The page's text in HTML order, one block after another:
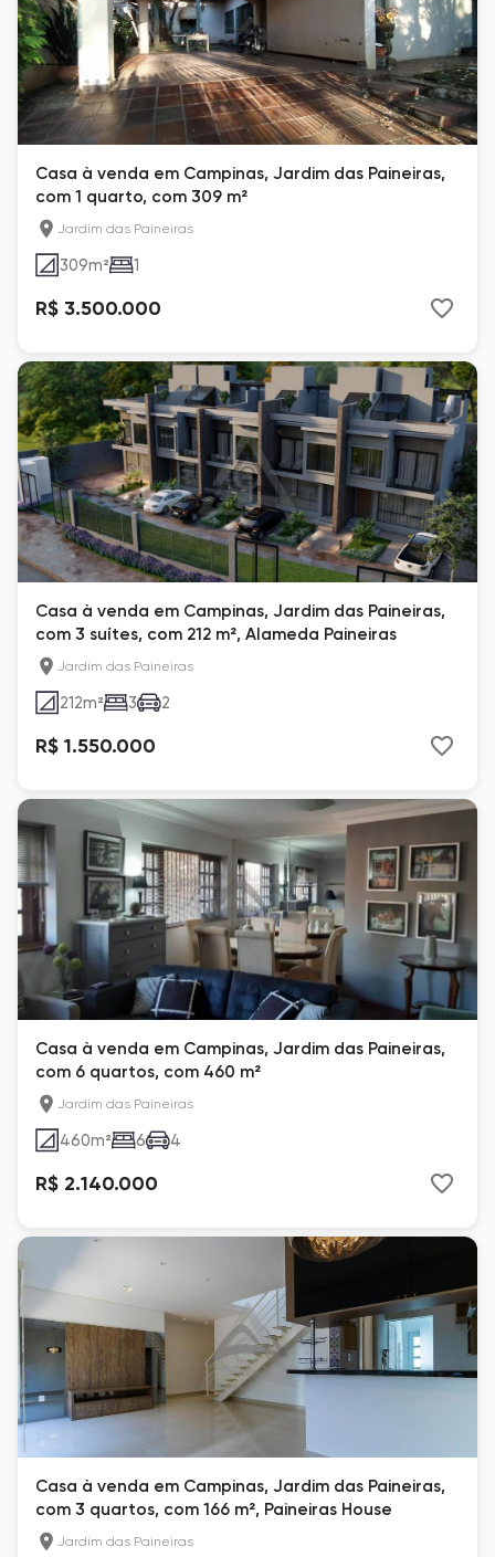
Casa à venda em Campinas, Jardim das Paineiras,
com 1 quarto, com 309 m²
Jardim das Paineiras
309m² 1
R$ 3.500.000
Casa à venda em Campinas, Jardim das Paineiras,
com 3 suítes, com 212 m², Alameda Paineiras
Jardim das Paineiras
212m² 3 2
R$ 1.550.000
Casa à venda em Campinas, Jardim das Paineiras,
com 6 quartos, com 460 m²
Jardim das Paineiras
460m² 6 4
R$ 2.140.000
Casa à venda em Campinas, Jardim das Paineiras,
com 3 quartos, com 166 m², Paineiras House
Jardim das Paineiras